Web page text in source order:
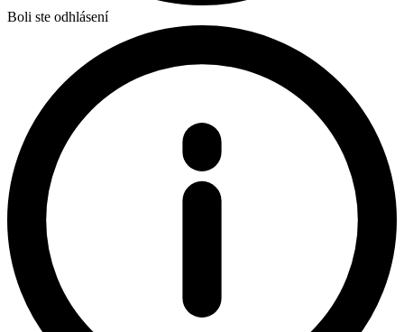
Boli ste odhlásení